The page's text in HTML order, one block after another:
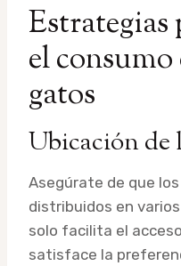
el consumo
gatos
Ubicación de
Asegúrate de que los
distribuidos en
solo facilita el
satisface la